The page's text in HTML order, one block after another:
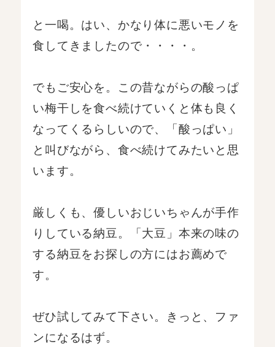
と一喝。はい、かなり体に悪いモノを
食してきましたので・・・・。
でもご安心を。この昔ながらの酸っぱ
い梅干しを食べ続けていくと体も良く
なってくるらしいので、「酸っぱい」
と叫びながら、食べ続けてみたいと思
います。
厳しくも、優しいおじいちゃんが手作
りしている納豆。「大豆」本来の味の
する納豆をお探しの方にはお薦めで
す。
ぜひ試してみて下さい。きっと、ファ
ンになるはず。